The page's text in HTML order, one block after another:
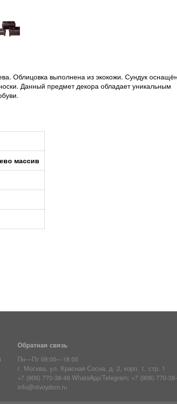
Облицовка выполнена из экокожи. Сундук оснащён
Данный предмет декора обладает уникальным
массив
Обратная связь
Пн—Пт 09:00—18:00
г. Москва, ул. Красная Сосна, д. 2, корп. 1, стр. 1
+7 (906) 770-38-48 WhatsApp/Telegram; +7 (906) 770-
info@vtvoydom.ru